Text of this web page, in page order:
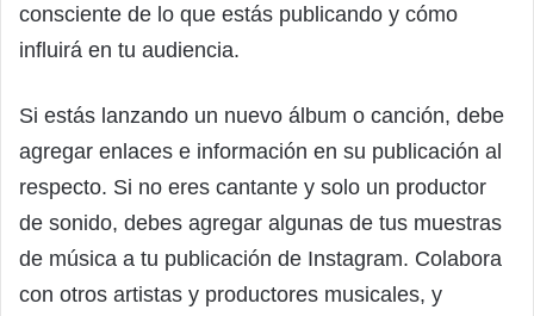
consciente de lo que estás publicando y cómo
influirá en tu audiencia.
Si estás lanzando un nuevo álbum o canción, debe
agregar enlaces e información en su publicación al
respecto. Si no eres cantante y solo un productor
de sonido, debes agregar algunas de tus muestras
de música a tu publicación de Instagram. Colabora
con otros artistas y productores musicales, y